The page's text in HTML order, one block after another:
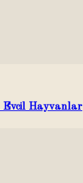
Evcil Hayvanlar